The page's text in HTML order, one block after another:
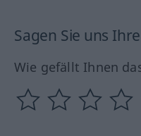
Sagen Sie uns
Wie gefällt Ihnen